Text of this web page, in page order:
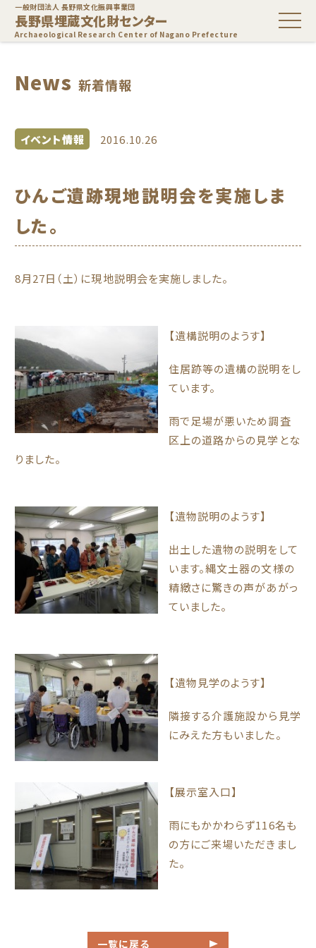
一般財団法人 長野県文化振興事業団
長野県埋蔵文化財センター
Archaeological Research Center of Nagano Prefecture
News 新着情報
イベント情報 2016.10.26
ひんご遺跡現地説明会を実施しま
した。
8月27日（土）に現地説明会を実施しました。
【遺構説明のようす】
住居跡等の遺構の説明をし
ています。
雨で足場が悪いため調査
区上の道路からの見学とな
りました。
【遺物説明のようす】
出土した遺物の説明をして
います。縄文土器の文様の
精緻さに驚きの声があがっ
ていました。
【遺物見学のようす】
隣接する介護施設から見学
にみえた方もいました。
【展示室入口】
雨にもかかわらず116名も
の方にご来場いただきまし
た。
一覧に戻る